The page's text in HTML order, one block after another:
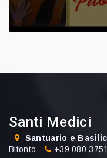
Santi Medici
Santuario e
Bitonto
+39 080